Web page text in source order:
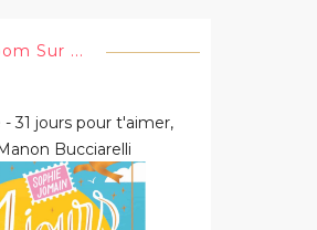
Sur ...
31 jours pour t'aimer,
Bucciarelli